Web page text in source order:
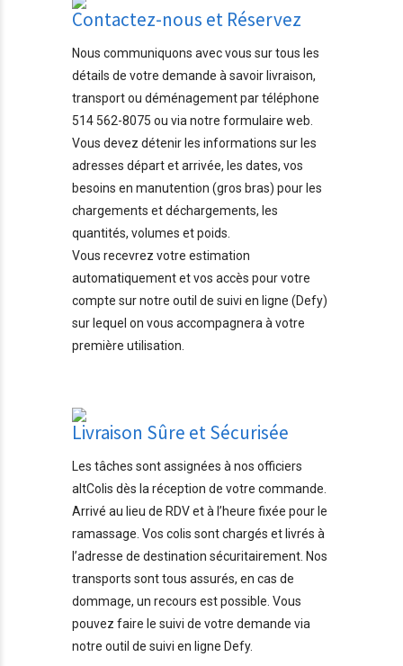
Contactez-nous et Réservez
Nous communiquons avec vous sur tous les
détails de votre demande à savoir livraison,
transport ou déménagement par téléphone
514 562-8075 ou via notre formulaire web.
Vous devez détenir les informations sur les
adresses départ et arrivée, les dates, vos
besoins en manutention (gros bras) pour les
chargements et déchargements, les
quantités, volumes et poids.
Vous recevrez votre estimation
automatiquement et vos accès pour votre
compte sur notre outil de suivi en ligne (Defy)
sur lequel on vous accompagnera à votre
première utilisation.
Livraison Sûre et Sécurisée
Les tâches sont assignées à nos officiers
altColis dès la réception de votre commande.
Arrivé au lieu de RDV et à l’heure fixée pour le
ramassage. Vos colis sont chargés et livrés à
l’adresse de destination sécuritairement. Nos
transports sont tous assurés, en cas de
dommage, un recours est possible. Vous
pouvez faire le suivi de votre demande via
notre outil de suivi en ligne Defy.